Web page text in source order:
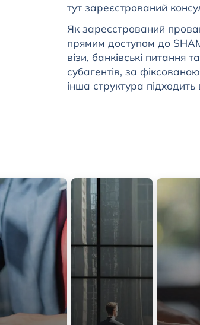
тут зареєстрований
Як зареєстрований
прямим доступом до
візи, банківські
субагентів, за
інша структура